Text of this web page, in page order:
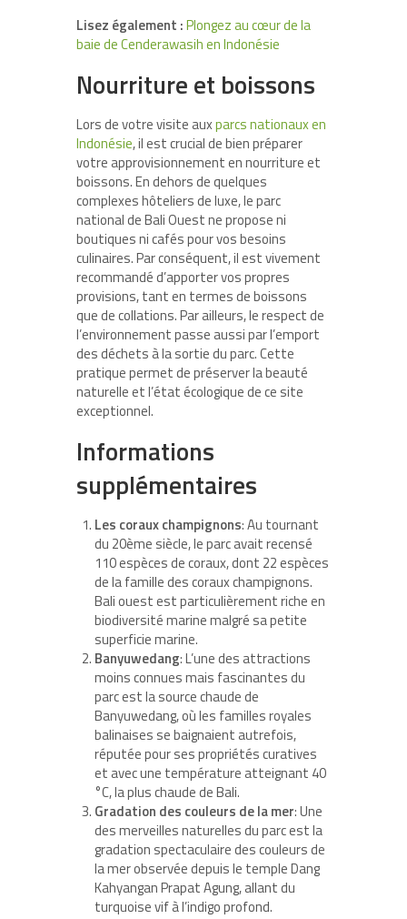
Lisez également :Plongez au cœur de la
baie de Cenderawasih en Indonésie
Nourriture et boissons
Lors de votre visite auxparcs nationaux en
Indonésie, il est crucial de bien préparer
votre approvisionnement en nourriture et
boissons. En dehors de quelques
complexes hôteliers de luxe, le parc
national de Bali Ouest ne propose ni
boutiques ni cafés pour vos besoins
culinaires. Par conséquent, il est vivement
recommandé d’apporter vos propres
provisions, tant en termes de boissons
que de collations. Par ailleurs, le respect de
l’environnement passe aussi par l’emport
des déchets à la sortie du parc. Cette
pratique permet de préserver la beauté
naturelle et l’état écologique de ce site
exceptionnel.
Informations
supplémentaires
Les coraux champignons: Au tournant
du 20ème siècle, le parc avait recensé
110 espèces de coraux, dont 22 espèces
de la famille des coraux champignons.
Bali ouest est particulièrement riche en
biodiversité marine malgré sa petite
superficie marine.
Banyuwedang: L’une des attractions
moins connues mais fascinantes du
parc est la source chaude de
Banyuwedang, où les familles royales
balinaises se baignaient autrefois,
réputée pour ses propriétés curatives
et avec une température atteignant 40
°C, la plus chaude de Bali.
Gradation des couleurs de la mer: Une
des merveilles naturelles du parc est la
gradation spectaculaire des couleurs de
la mer observée depuis le temple Dang
Kahyangan Prapat Agung, allant du
turquoise vif à l’indigo profond.